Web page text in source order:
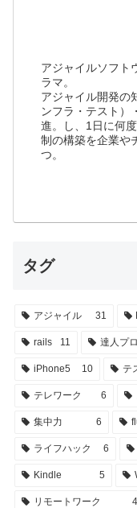
アジャイルソフト
ラマ。
アジャイル開発の
ンフラ・テスト）
進。し、1日に何
制の構築を企業や
つ。
タグ
アジャイル 31
rails 11 達人プ
iPhone5 10 テ
テレワーク 6
集中力 6
ライフハック 6
Kindle 5
リモートワーク 4